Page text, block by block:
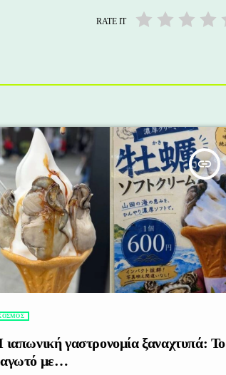
RATE IT
insert_link
ιαπωνική γαστρονομία ξαναχτυπά: Το
με…